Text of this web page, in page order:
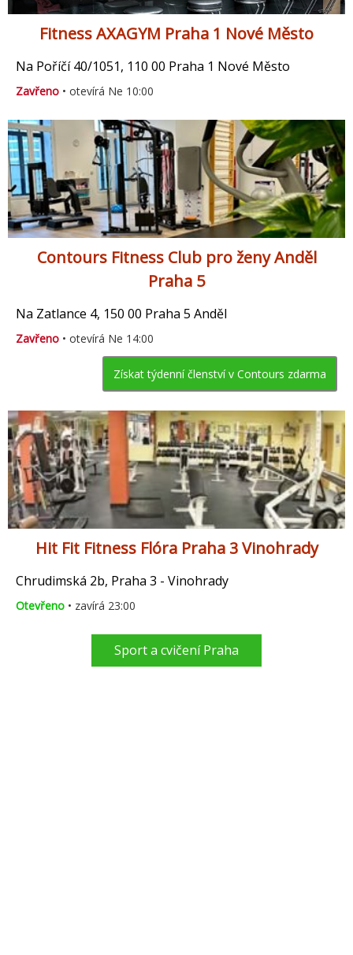
Fitness AXAGYM Praha 1 Nové Město
Na Poříčí 40/1051, 110 00 Praha 1 Nové Město
Zavřeno • otevírá Ne 10:00
Contours Fitness Club pro ženy Anděl
Praha 5
Na Zatlance 4, 150 00 Praha 5 Anděl
Zavřeno • otevírá Ne 14:00
Získat týdenní členství v Contours zdarma
Hit Fit Fitness Flóra Praha 3 Vinohrady
Chrudimská 2b, Praha 3 - Vinohrady
Otevřeno • zavírá 23:00
Sport a cvičení Praha